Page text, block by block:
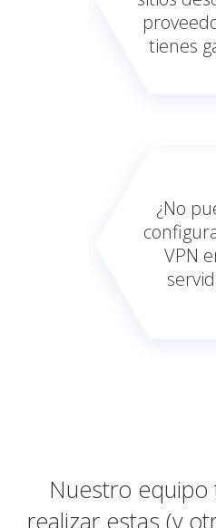
tienes
¿No
VPN
Nuestro equipo
realizar estas (y